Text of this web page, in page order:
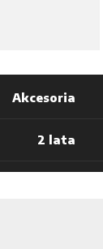
Akcesoria
2 lata